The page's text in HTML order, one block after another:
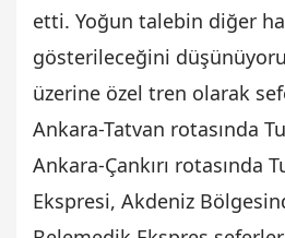
etti. Yoğun talebin diğer
gösterileceğini
üzerine özel tren olarak
Ankara-Tatvan rotasında
Ankara-Çankırı rotasında
Ekspresi, Akdeniz